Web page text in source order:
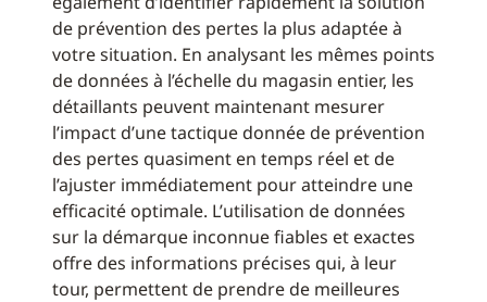
de prévention des pertes la plus adaptée à
votre situation. En analysant les mêmes points
de données à l’échelle du magasin entier, les
détaillants peuvent maintenant mesurer
l’impact d’une tactique donnée de prévention
des pertes quasiment en temps réel et de
l’ajuster immédiatement pour atteindre une
efficacité optimale. L’utilisation de données
sur la démarque inconnue fiables et exactes
offre des informations précises qui, à leur
tour, permettent de prendre de meilleures